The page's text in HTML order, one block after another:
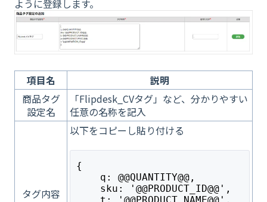
ように登録します。
項目名
説明
商品タグ
設定名
「Flipdesk_CVタグ」など、分かりやすい
任意の名称を記入
タグ内容
以下をコピーし貼り付ける
{
q: @@QUANTITY@@,
sku: '@@PRODUCT_ID@@',